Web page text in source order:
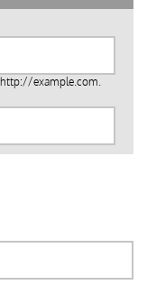
http://example.com.